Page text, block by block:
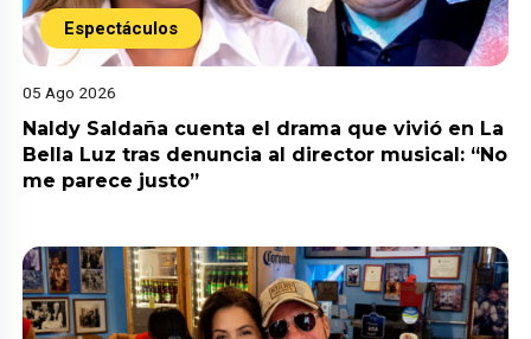
Espectáculos
05 Ago 2026
Naldy Saldaña cuenta el drama que vivió en La
Bella Luz tras denuncia al director musical: “No
me parece justo”